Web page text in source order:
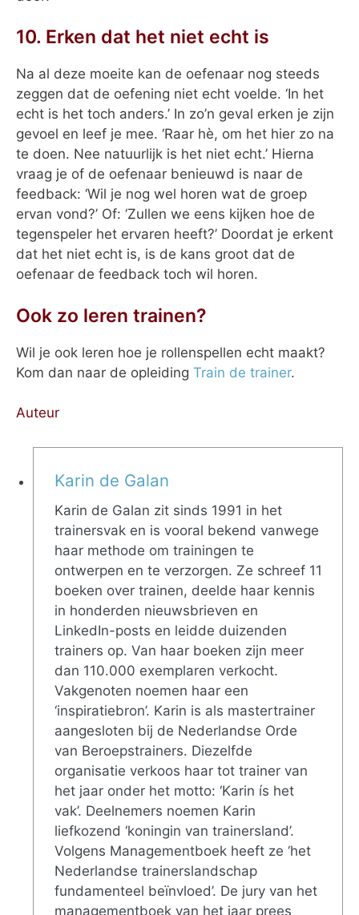
10. Erken dat het niet echt is
Na al deze moeite kan de oefenaar nog steeds
zeggen dat de oefening niet echt voelde. ‘In het
echt is het toch anders.’ In zo’n geval erken je zijn
gevoel en leef je mee. ‘Raar hè, om het hier zo na
te doen. Nee natuurlijk is het niet echt.’ Hierna
vraag je of de oefenaar benieuwd is naar de
feedback: ‘Wil je nog wel horen wat de groep
ervan vond?’ Of: ‘Zullen we eens kijken hoe de
tegenspeler het ervaren heeft?’ Doordat je erkent
dat het niet echt is, is de kans groot dat de
oefenaar de feedback toch wil horen.
Ook zo leren trainen?
Wil je ook leren hoe je rollenspellen echt maakt?
Kom dan naar de opleiding Train de trainer.
Auteur
Karin de Galan
Karin de Galan zit sinds 1991 in het
trainersvak en is vooral bekend vanwege
haar methode om trainingen te
ontwerpen en te verzorgen. Ze schreef 11
boeken over trainen, deelde haar kennis
in honderden nieuwsbrieven en
LinkedIn-posts en leidde duizenden
trainers op. Van haar boeken zijn meer
dan 110.000 exemplaren verkocht.
Vakgenoten noemen haar een
‘inspiratiebron’. Karin is als mastertrainer
aangesloten bij de Nederlandse Orde
van Beroepstrainers. Diezelfde
organisatie verkoos haar tot trainer van
het jaar onder het motto: ‘Karin ís het
vak’. Deelnemers noemen Karin
liefkozend ‘koningin van trainersland’.
Volgens Managementboek heeft ze ‘het
Nederlandse trainerslandschap
fundamenteel beïnvloed’. De jury van het
managementboek van het jaar prees